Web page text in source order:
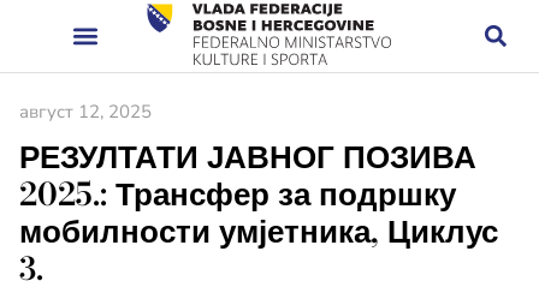
август 12, 2025
РЕЗУЛТАТИ ЈАВНОГ ПОЗИВА
2025.: Трансфер за подршку
мобилности умјетника, Циклус
3.